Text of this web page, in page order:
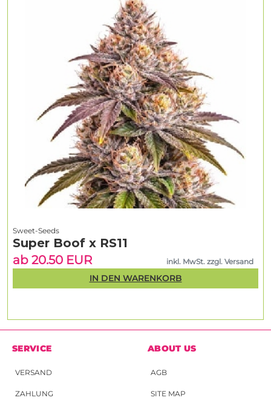
Sweet-Seeds
Super Boof x RS11
ab 20.50 EUR
inkl. MwSt. zzgl. Versand
IN DEN WARENKORB
SERVICE
VERSAND
ZAHLUNG
ABOUT US
AGB
SITE MAP